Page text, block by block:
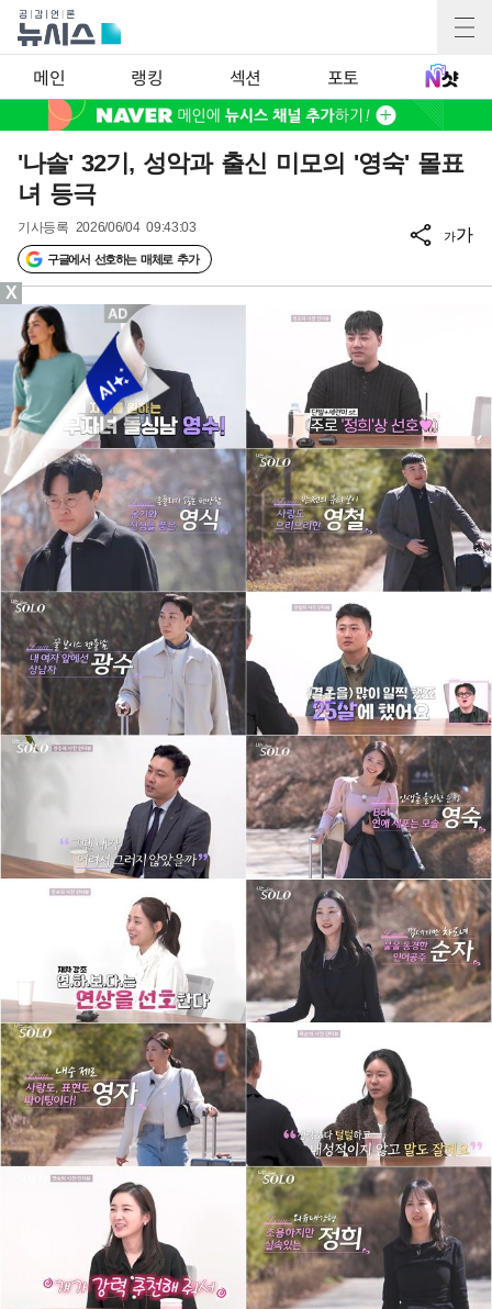
메인 랭킹 섹션 포토
'나솔' 32기, 성악과 출신 미모의 '영숙' 몰표
녀 등극
기사등록 2026/06/04 09:43:03
구글에서 선호하는 매체로 추가
가가
X